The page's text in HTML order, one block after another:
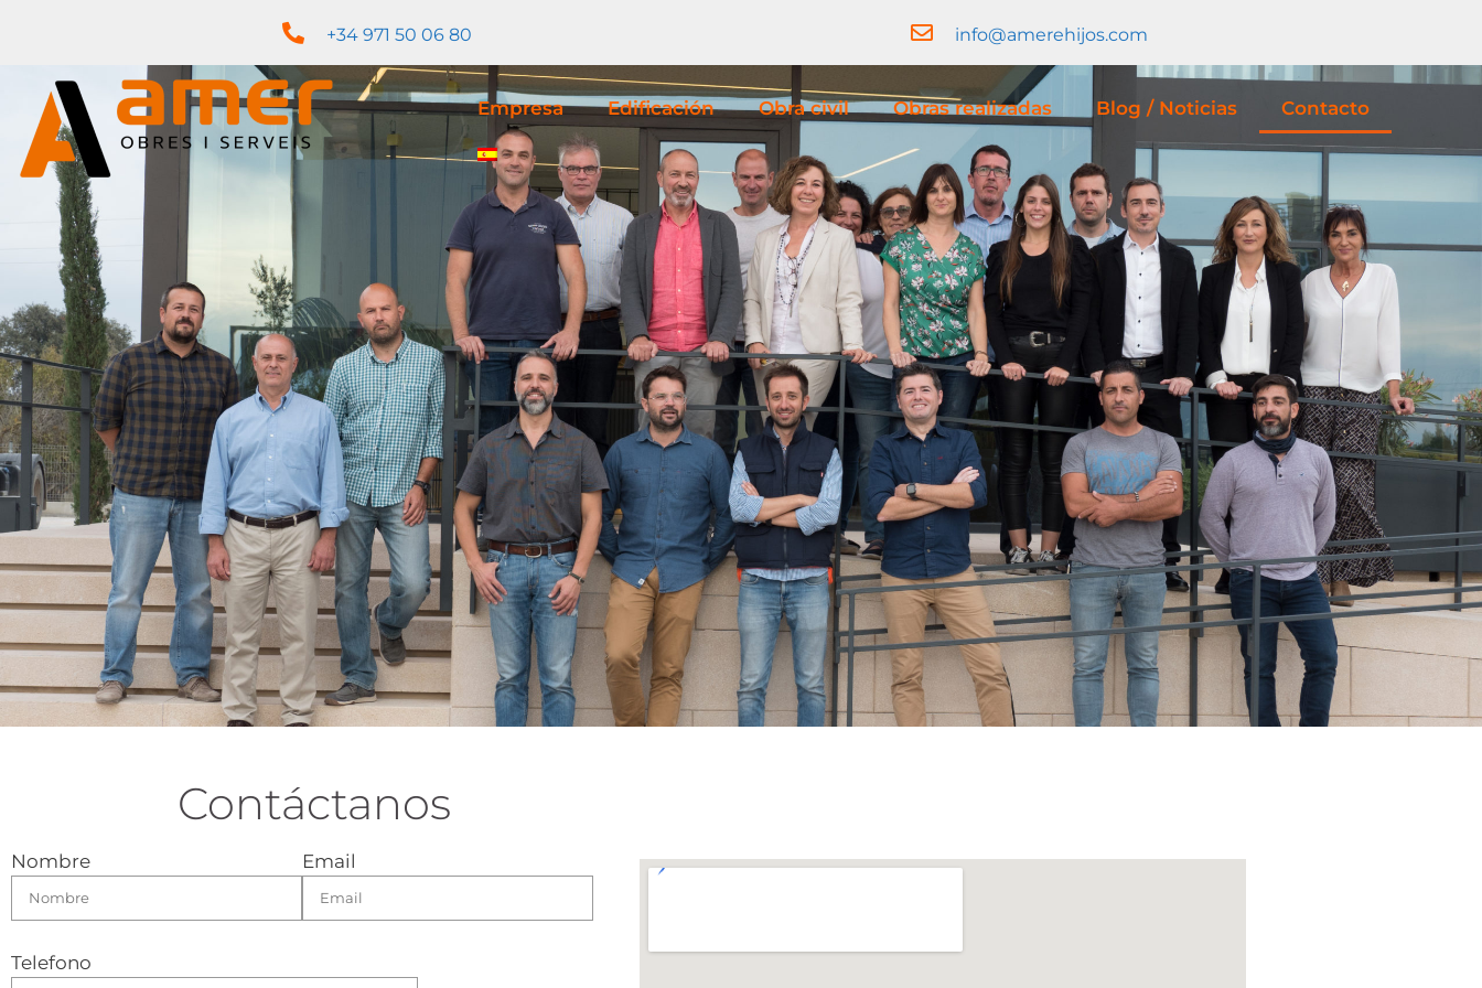
+34 971 50 06 80 info@amerehijos.com
Empresa Edificación Obra civil Obras realizadas Blog / Noticias Contacto
Contáctanos
Nombre Email
Telefono